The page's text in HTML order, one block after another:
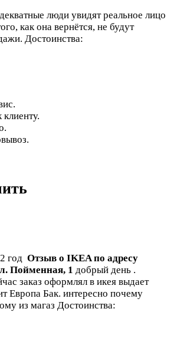
люди увидят реальное лицо
как она вернётся, не будут
Достоинства:
год Отзыв о IKEA по адресу
Пойменная, 1 добрый день .
заказ оформлял в икея выдает
Европа Бак. интересно почему
из магаз Достоинства: